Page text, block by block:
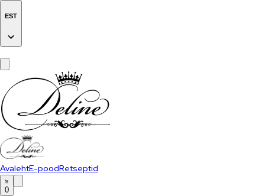
EST
AvalehtE-poodRetseptid
0